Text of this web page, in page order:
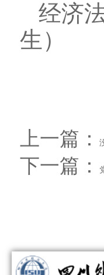
经济
生）
上一篇：
下一篇：